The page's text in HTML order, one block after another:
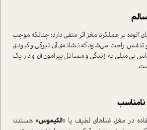
آلوده بر عملکرد مغز اثر منفی دارد؛ چنانکه موجب
تنفس راحت می‌شود که نشانه‌ی آن تیرگی و کبودی
بی‌میلی به زندگی و مسائل پیرامون آن و در یک
در مغز، غذاهای لطیف یا «الکیموس» هستند؛